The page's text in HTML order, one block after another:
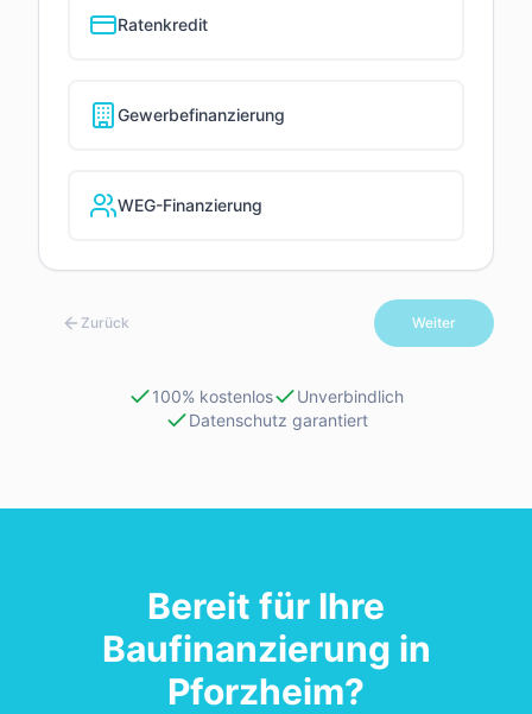
Ratenkredit
Gewerbefinanzierung
WEG-Finanzierung
Zurück Weiter
100% kostenlos
Unverbindlich
Datenschutz garantiert
Bereit für Ihre
Baufinanzierung in
Pforzheim?